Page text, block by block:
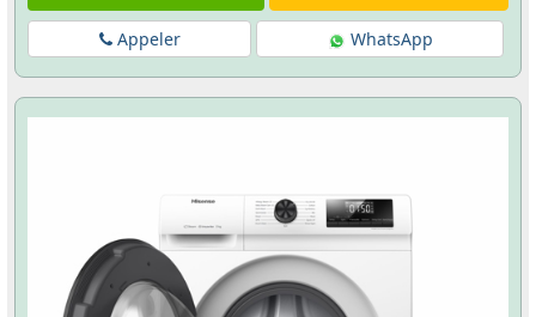
Appeler WhatsApp